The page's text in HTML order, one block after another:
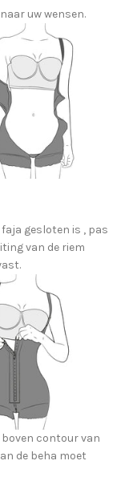
uw wensen.
gesloten is , pas
van de riem
contour van
de beha moet